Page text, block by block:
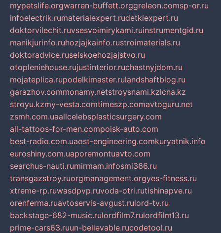
mypetslife.orgwarren-buffett.orggreleon.comsp-or.ru
infoelectrik.rumaterialexpert.rudetkiexpert.ru
doktorvilechit.ruvsesvoimirykami.ruinstrumentgid.ru
manikjurinfo.ruhozjajkainfo.rustroimaterials.ru
doktoradvice.ruselskoehozjajstvo.ru
otopleniehouse.rujustinterior.ruchastnyjdom.ru
mojateplica.rupodelkimaster.rulandshaftblog.ru
garazhov.commonamy.netstroysnami.kzlcna.kz
stroyu.kzmy-vesta.comtimeszp.comavtoguru.net
zsmh.com.uaallcelebsplasticsurgery.com
all-tattoos-for-men.compoisk-auto.com
best-radio.com.uaost-engineering.comkuryatnik.info
euroshiny.com.uaporemontuavto.com
searchus-nauti.rumirmam.infosmi366.ru
transgazstroy.ruorgmanagement.orgyes-fitness.ru
xtreme-rp.ruwasdpvp.ruvoda-otri.rutishinapve.ru
orenferma.ruavtoservis-avgust.rulord-tv.ru
backstage-682-music.rulordfilm7.rulordfilm13.ru
prime-cars63.ruun-believable.rucodetool.ru